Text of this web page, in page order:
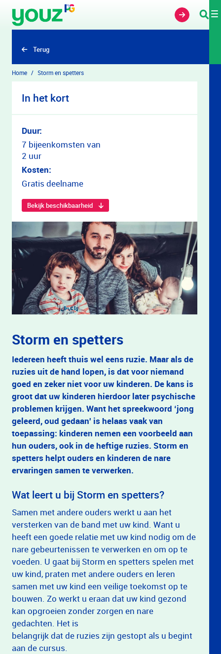
Overslaan en naar hoofdinhoud gaan
Terug
Home Storm en spetters
In het kort
Duur:
7 bijeenkomsten van
2 uur
Kosten:
Gratis deelname
Bekijk beschikbaarheid
Storm en spetters
Iedereen heeft thuis wel eens ruzie. Maar als de
ruzies uit de hand lopen, is dat voor niemand
goed en zeker niet voor uw kinderen. De kans is
groot dat uw kinderen hierdoor later psychische
problemen krijgen. Want het spreekwoord ‘jong
geleerd, oud gedaan' is helaas vaak van
toepassing: kinderen nemen een voorbeeld aan
hun ouders, ook in de heftige ruzies. Storm en
spetters helpt ouders en kinderen de nare
ervaringen samen te verwerken.
Wat leert u bij Storm en spetters?
Samen met andere ouders werkt u aan het
versterken van de band met uw kind. Want u
heeft een goede relatie met uw kind nodig om de
nare gebeurtenissen te verwerken en om op te
voeden. U gaat bij Storm en spetters spelen met
uw kind, praten met andere ouders en leren
samen met uw kind een veilige toekomst op te
bouwen. Zo werkt u eraan dat uw kind gezond
kan opgroeien zonder zorgen en nare
gedachten. Het is
belangrijk dat de ruzies zijn gestopt als u begint
aan de cursus.